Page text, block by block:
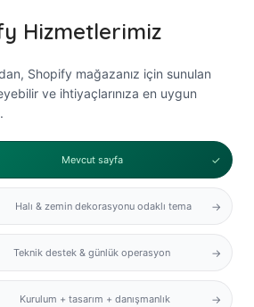
Hizmetlerimiz
Shopify mağazanız için sunulan
ve ihtiyaçlarınıza en uygun
Mevcut sayfa
Halı & zemin dekorasyonu odaklı tema
Teknik destek & günlük operasyon
Kurulum + tasarım + danışmanlık